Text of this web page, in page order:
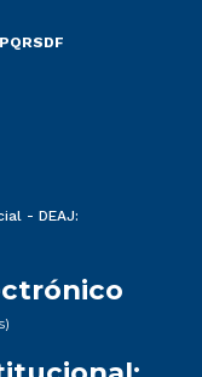
PQRSDF
- DEAJ: